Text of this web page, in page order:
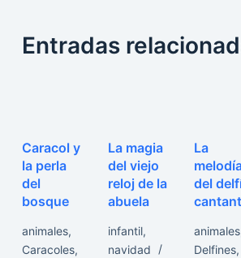
Entradas
Caracol y
la perla
del
bosque
animales,
Caracoles,
La magia
del viejo
reloj de la
abuela
infantil,
navidad
La
del
animales
Delfines,